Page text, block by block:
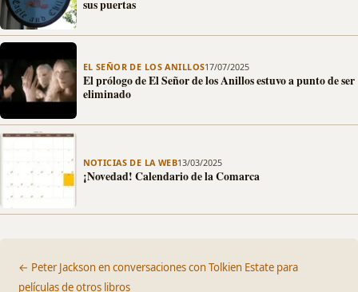
sus puertas
EL SEÑOR DE LOS ANILLOS17/07/2025
El prólogo de El Señor de los Anillos estuvo a punto de ser
eliminado
NOTICIAS DE LA WEB13/03/2025
¡Novedad! Calendario de la Comarca
← Peter Jackson en conversaciones con Tolkien Estate para
películas de otros libros